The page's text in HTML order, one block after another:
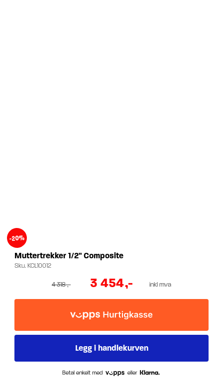
-20%
Muttertrekker 1/2" Composite
Sku.KCL10012
4 318,- 3 454,- inkl mva
Betal enkelt med eller